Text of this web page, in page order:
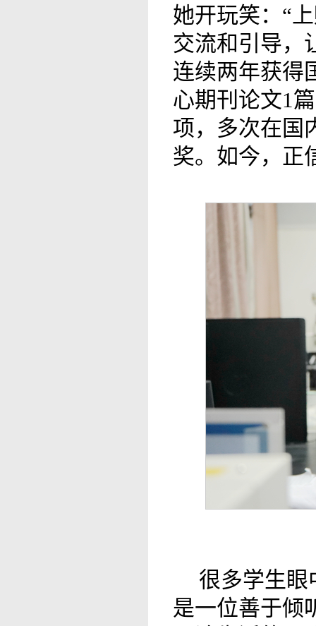
她开玩笑：“
交流和引导，
连续两年获得
心期刊论文1
项，多次在国
奖。如今，正
很多学生眼
是一位善于倾